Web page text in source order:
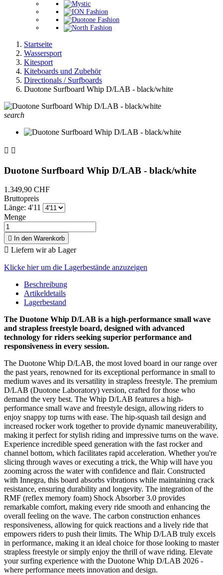
Startseite
Wassersport
Kitesport
Kiteboards und Zubehör
Directionals / Surfboards
Duotone Surfboard Whip D/LAB - black/white
search
 
Duotone Surfboard Whip D/LAB - black/white
1.349,90 CHF
Bruttopreis
Länge: 4'11
Menge
 In den Warenkorb
 Liefern wir ab Lager
Klicke hier um die Lagerbestände anzuzeigen
Beschreibung
Artikeldetails
Lagerbestand
The Duotone Whip D/LAB is a high-performance small wave
and strapless freestyle board, designed with advanced
technology for riders seeking superior performance and
responsiveness in every session.
The Duotone Whip D/LAB, the most loved board in our range over
the past years, renowned for its exceptional performance in small to
medium waves and its versatility in strapless freestyle. The premium
D/LAB (Duotone Laboratory) version, crafted for those who
demand the very best. The Whip D/LAB features a high-
performance small wave and freestyle design, allowing riders to
enjoy snappy top turns with ease. The hip-squash tail design and
increased rocker work together to provide dynamic maneuverability,
making it perfect for stylish riding and impressive turns on the wave.
Experience incredible speed generation with the fast rocker and
channel bottom, which facilitates rapid acceleration. Whether you're
slicing through waves or executing a trick, the Whip will have you
zooming across the water with confidence and flair. Constructed
with Innegra, this board absorbs vibrations while maintaining crack
resistance, ensuring durability and longevity. The integration of the
RMF (reflex memory foam) Shock Absorber 3.0 provides
remarkable comfort, making every ride smooth and enhancing the
overall feeling on the wave. The carbon construction enhances
responsiveness, allowing for quick reactions and a lively ride that
empowers riders to push their limits. The Whip D/LAB truly excels
in performance, making it an ideal choice for those looking to master
strapless freestyle or simply enjoy the thrill of wave riding. Elevate
your surfing experience with the Duotone Whip D/LAB 2026 -
where performance meets innovation and design.